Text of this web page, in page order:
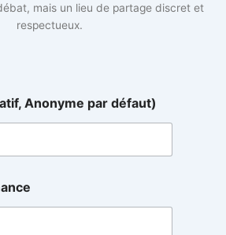
mais un lieu de partage discret et
respectueux.
Anonyme par défaut)